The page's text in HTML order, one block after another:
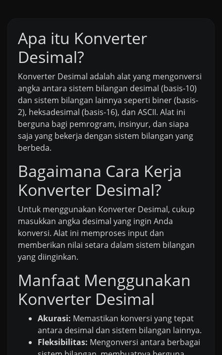
Apa itu Konverter
Desimal?
Konverter Desimal adalah alat yang mengonversi
angka antara sistem bilangan desimal (basis-10)
dan sistem bilangan lainnya seperti biner (basis-
2), heksadesimal (basis-16), dan ASCII. Alat ini
berguna bagi pemrogram, insinyur, dan siapa
saja yang bekerja dengan sistem bilangan yang
berbeda.
Bagaimana Cara Kerja
Konverter Desimal?
Untuk menggunakan Konverter Desimal, cukup
masukkan angka desimal yang ingin Anda
konversi. Alat ini memproses input dan
memberikan nilai setara dalam sistem bilangan
yang diinginkan.
Manfaat Menggunakan
Konverter Desimal
Akurasi: Memastikan konversi yang tepat
antara desimal dan sistem bilangan lainnya.
Fleksibilitas: Mengonversi antara berbagai